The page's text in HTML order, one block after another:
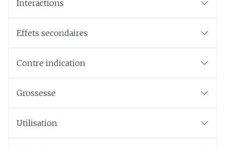
Interactions
Effets secondaires
Contre indication
Grossesse
Utilisation